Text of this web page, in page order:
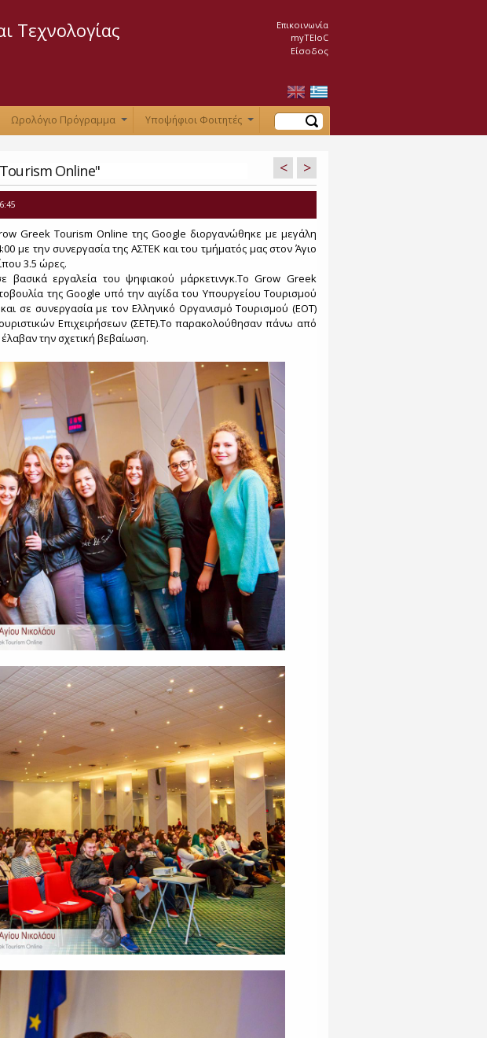
Τεχνολογίας
Επικοινωνία
myTEIoC
Είσοδος
Ωρολόγιο Πρόγραμμα Υποψήφιοι Φοιτητές Αναζήτηση
Online" < >
Greek Tourism Online της Google διοργανώθηκε με μεγάλη
με την συνεργασία της ΑΣΤΕΚ και του τμήματός μας στον Άγιο
3.5 ώρες.
βασικά εργαλεία του ψηφιακού μάρκετινγκ.Το Grow Greek
της Google υπό την αιγίδα του Υπουργείου Τουρισμού
σε συνεργασία με τον Ελληνικό Οργανισμό Τουρισμού (ΕΟΤ)
Επιχειρήσεων (ΣΕΤΕ).Το παρακολούθησαν πάνω από
την σχετική βεβαίωση.